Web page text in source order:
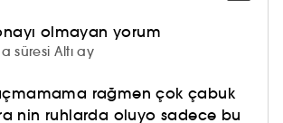
olmayan yorum
süresi Altı ay
rağmen çok çabuk
nin ruhlarda oluyo sadece bu